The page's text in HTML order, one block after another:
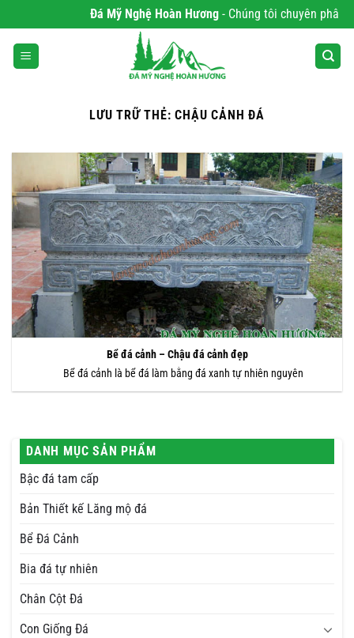
qua
nội
dung
Đá Mỹ Nghệ Hoàn Hương- Chúng tôi chuyên phân phối
LƯU TRỮ THẺ:CHẬU CẢNH ĐÁ
Bể đá cảnh – Chậu đá cảnh đẹp
Bể đá cảnh là bể đá làm bằng đá xanh tự nhiên nguyên
DANH MỤC SẢN PHẨM
Bậc đá tam cấp
Bản Thiết kế Lăng mộ đá
Bể Đá Cảnh
Bia đá tự nhiên
Chân Cột Đá
Con Giống Đá